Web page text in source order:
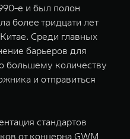
е и был полон
более тридцати лет
Среди главных
барьеров для
большему количеству
и отправиться
стандартов
от концерна GWM